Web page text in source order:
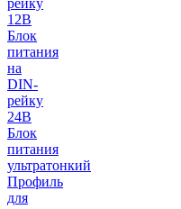
рейку
12В
Блок
питания
на
DIN-
рейку
24В
Блок
питания
ультратонкий
Профиль
для